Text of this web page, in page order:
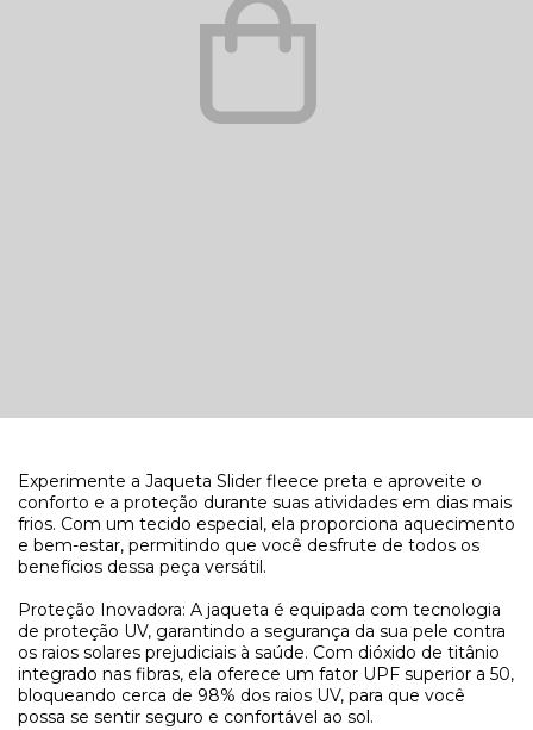
Experimente a Jaqueta Slider fleece preta e aproveite o
conforto e a proteção durante suas atividades em dias mais
frios. Com um tecido especial, ela proporciona aquecimento
e bem-estar, permitindo que você desfrute de todos os
benefícios dessa peça versátil.
Proteção Inovadora: A jaqueta é equipada com tecnologia
de proteção UV, garantindo a segurança da sua pele contra
os raios solares prejudiciais à saúde. Com dióxido de titânio
integrado nas fibras, ela oferece um fator UPF superior a 50,
bloqueando cerca de 98% dos raios UV, para que você
possa se sentir seguro e confortável ao sol.